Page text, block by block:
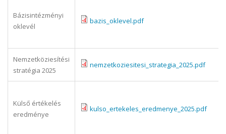
Bázisintézményi
oklevél
bazis_oklevel.pdf
Nemzetköziesítési
stratégia 2025
nemzetkoziesitesi_strategia_2025.pdf
Külső értékelés
eredménye
kulso_ertekeles_eredmenye_2025.pdf